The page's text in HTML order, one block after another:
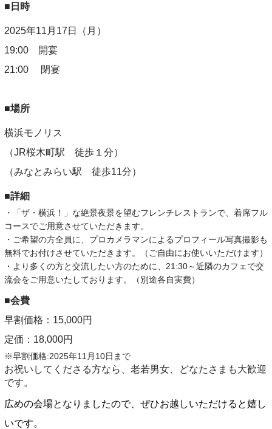
■日時
2025年11月17日（月）
19:00 開宴
21:00 閉宴
■場所
横浜モノリス
（JR桜木町駅 徒歩１分）
（みなとみらい駅 徒歩11分）
■詳細
・「ザ・横浜！」な絶景夜景を望むフレンチレストランで、着席フル
コースでご用意させていただきます。
・ご希望の方全員に、プロカメラマンによるプロフィール写真撮影も
無料でお付けさせていただきます。（ご自由にお使いいただけます）
・より多くの方と交流したい方のために、21:30～近隣のカフェで交
流会をご用意いたしております。（別途各自実費）
■会費
早割価格：15,000円
定価：18,000円
※早割価格:2025年11月10日まで
お祝いしてくださる方なら、老若男女、どなたさまも大歓迎
です。
広めの会場となりましたので、ぜひお越しいただけると嬉し
いです。